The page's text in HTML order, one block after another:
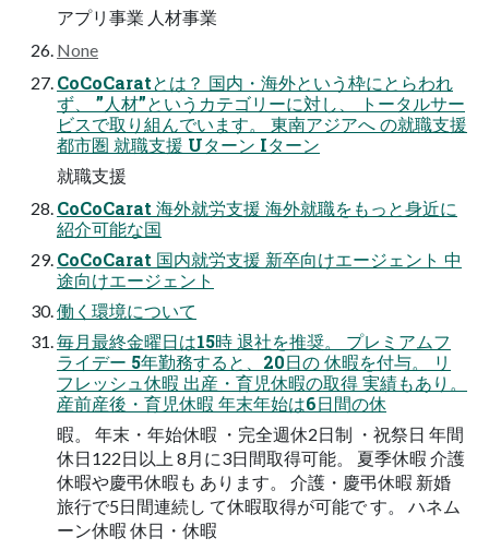
アプリ事業 人材事業
None
CoCoCaratとは？ 国内・海外という枠にとらわれ
ず、 ”人材”というカテゴリーに対し、 トータルサー
ビスで取り組んでいます。 東南アジアへ の就職支援
都市圏 就職支援 Uターン Iターン
就職支援
CoCoCarat 海外就労支援 海外就職をもっと身近に
紹介可能な国
CoCoCarat 国内就労支援 新卒向けエージェント 中
途向けエージェント
働く環境について
毎月最終金曜日は15時 退社を推奨。 プレミアムフ
ライデー 5年勤務すると、20日の 休暇を付与。 リ
フレッシュ休暇 出産・育児休暇の取得 実績もあり。
産前産後・育児休暇 年末年始は6日間の休
暇。 年末・年始休暇 ・完全週休2日制 ・祝祭日 年間
休日122日以上 8月に3日間取得可能。 夏季休暇 介護
休暇や慶弔休暇も あります。 介護・慶弔休暇 新婚
旅行で5日間連続し て休暇取得が可能で す。 ハネム
ーン休暇 休日・休暇